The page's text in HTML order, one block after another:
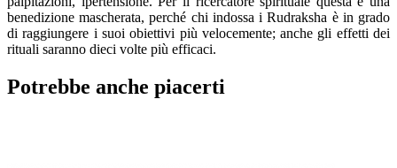
benedizione mascherata, perché chi indossa i Rudraksha è in grado
di raggiungere i suoi obiettivi più velocemente; anche gli effetti dei
rituali saranno dieci volte più efficaci.
Potrebbe anche piacerti